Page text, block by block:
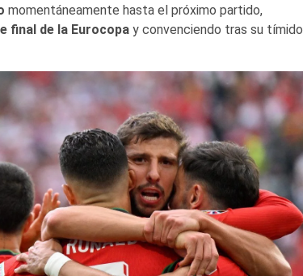
momentáneamente hasta el próximo partido,
final de la Eurocopay convenciendo tras su tímido